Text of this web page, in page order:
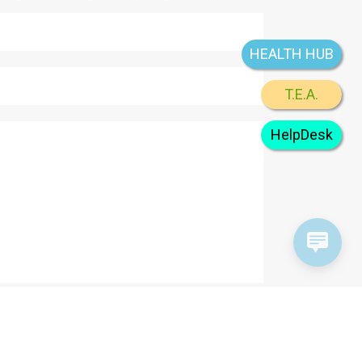
HelpDesk
T.E.A.
HEALTH HUB